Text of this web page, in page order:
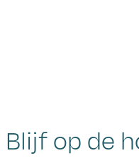
Blijf op de